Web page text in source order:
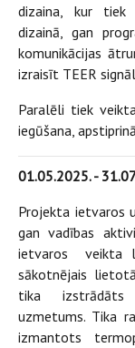
dizaina, kur tiek
dizainā, gan
komunikācijas
izraisīt TEER
Paralēli tiek
iegūšana,
01.05.2025. -
Projekta ietvaros
gan vadības
ietvaros veikta
sākotnējais
tika izstrādāts
uzmetums. Tika
izmantots